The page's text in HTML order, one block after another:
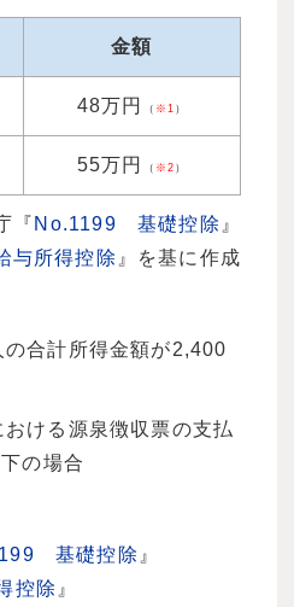
金額
48万円 （ ※1 ）
55万円 （ ※2 ）
『 No.1199 基礎控除 』
所得控除 』を基に作成
合計所得金額が2,400
ける源泉徴収票の支払
の場合
基礎控除 』
控除 』